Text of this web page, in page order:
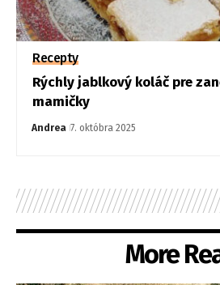
Recepty
Rýchly jablkový koláč pre
mamičky
Andrea 7. októbra 2025
More